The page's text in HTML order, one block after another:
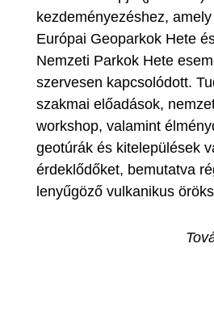
kezdeményezéshez,
Európai Geoparkok Hete
Nemzeti Parkok Hete
szervesen kapcsolódott.
szakmai előadások,
workshop, valamint
geotúrák és kitelepülések
érdeklődőket, bemutatva
lenyűgöző vulkanikus